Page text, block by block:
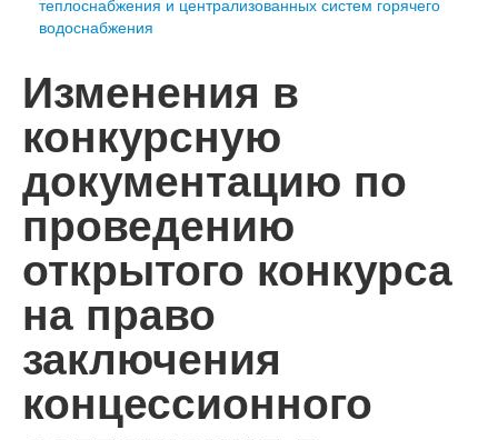
водоснабжения
Изменения в
конкурсную
документацию по
проведению
открытого конкурса
на право
заключения
концессионного